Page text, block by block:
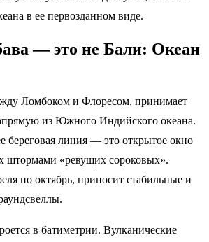
в ее первозданном виде.
— это не Бали: Океан
Ломбоком и Флоресом, принимает
из Южного Индийского океана.
береговая линия — это открытое окно
штормами «ревущих сороковых».
по октябрь, приносит стабильные и
в батиметрии. Вулканические